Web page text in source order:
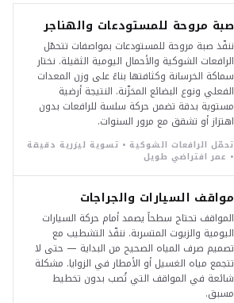
صبة مروحة للمستودعات والهناجر
ننفّذ صبة مروحة للمستودعات بمواصفات تتحمّل
الرافعات الشوكية والأحمال اليومية الثقيلة. نختار
سماكة الخرسانة وكثافتها بناءً على وزن المعدات
الفعلي ونوع البضائع المخزّنة. النتيجة أرضية
مستوية بدقة تضمن حركة سلسة للرافعات بدون
اهتزاز أو تشقق مع مرور السنوات.
تحمّل الرافعات الشوكية • تسوية ليزرية دقيقة
• عمر افتراضي طويل
مواقف السيارات والجراجات
المواقف تحتاج سطحاً يصمد أمام حركة السيارات
اليومية والزيوت المتسربة. ننفّذ التشطيب مع
تصميم صرف المياه الصحيح من البداية — حتى لا
تتجمع مياه الغسيل أو الأمطار في الزوايا. مشكلة
شائعة في المواقف التي تُصب بدون تخطيط
مسبق.